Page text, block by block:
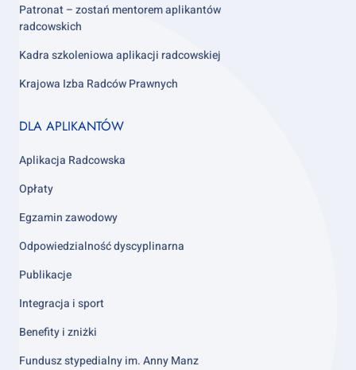
Patronat – zostań mentorem aplikantów
radcowskich
Kadra szkoleniowa aplikacji radcowskiej
Krajowa Izba Radców Prawnych
Footer
3
DLA APLIKANTÓW
Aplikacja Radcowska
Opłaty
Egzamin zawodowy
Odpowiedzialność dyscyplinarna
Publikacje
Integracja i sport
Benefity i zniżki
Fundusz stypedialny im. Anny Manz